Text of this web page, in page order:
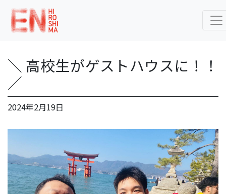
＼ 高校生がゲストハウスに！！
／
2024年2月19日